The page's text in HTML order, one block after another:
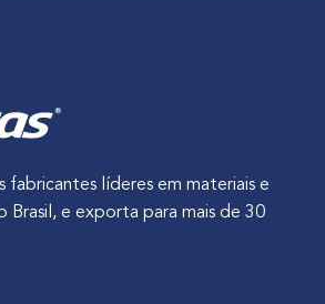
fabricantes líderes em materiais e
Brasil, e exporta para mais de 30